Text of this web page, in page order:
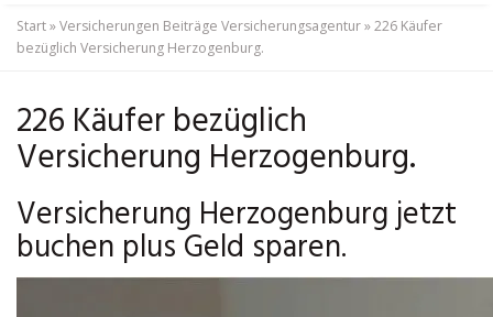
Start»Versicherungen Beiträge Versicherungsagentur»226 Käufer
bezüglich Versicherung Herzogenburg.
226 Käufer bezüglich
Versicherung Herzogenburg.
Versicherung Herzogenburg jetzt
buchen plus Geld sparen.